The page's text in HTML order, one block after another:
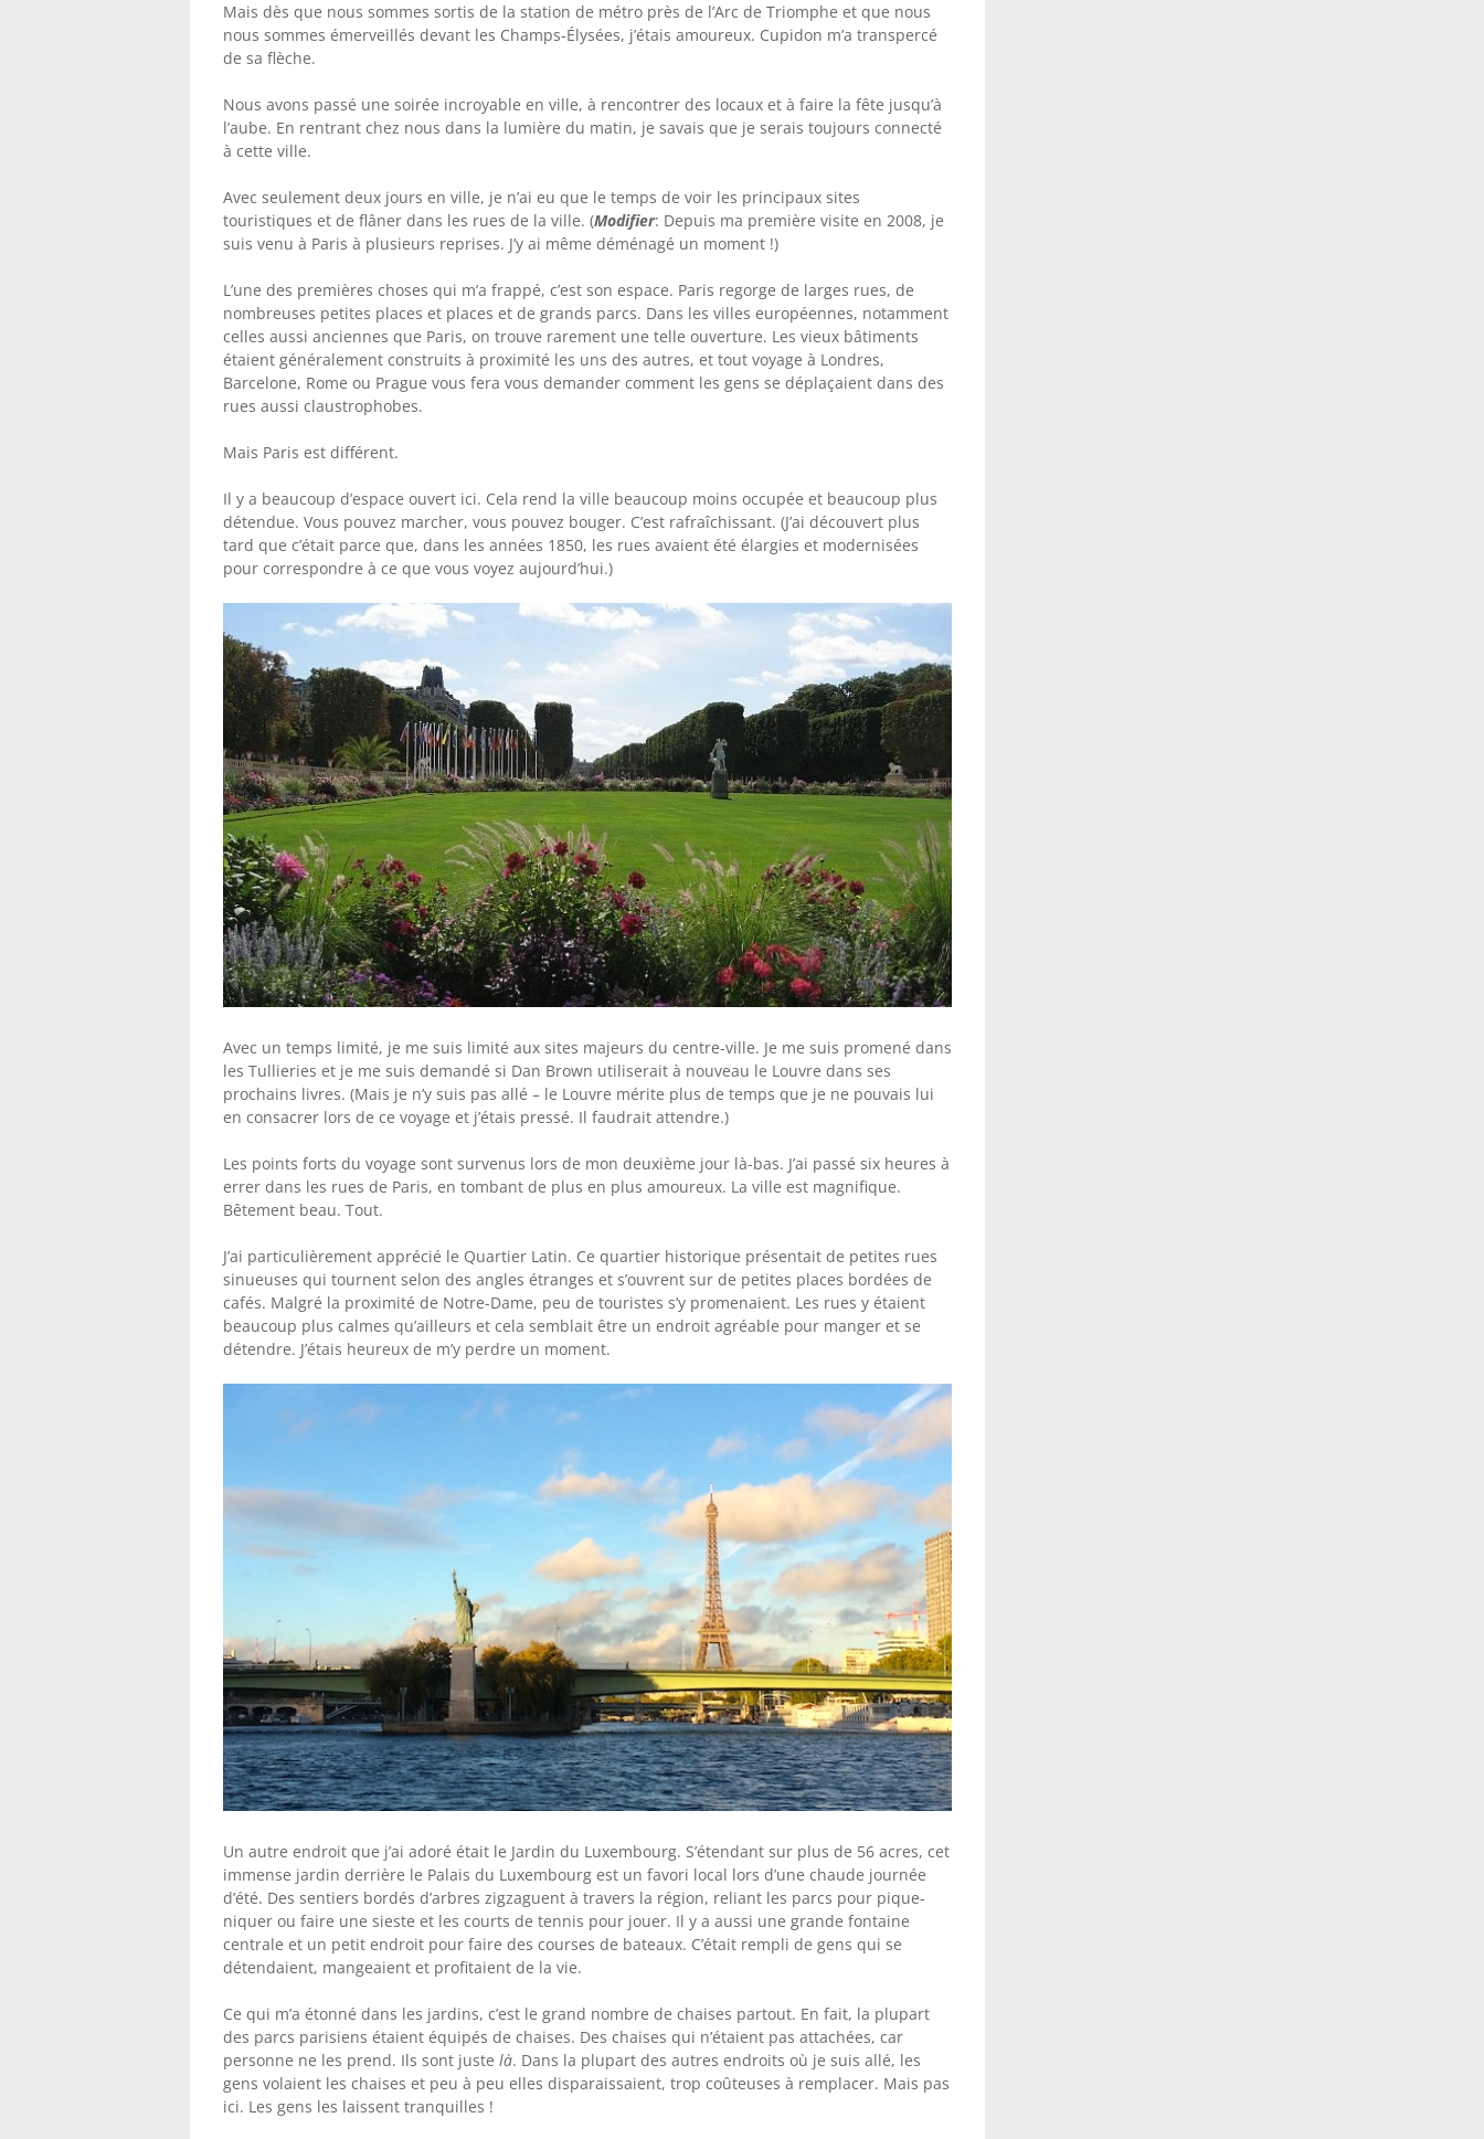
Mais dès que nous sommes sortis de la station de métro près de l’Arc de Triomphe et que nous
nous sommes émerveillés devant les Champs-Élysées, j’étais amoureux. Cupidon m’a transpercé
de sa flèche.
Nous avons passé une soirée incroyable en ville, à rencontrer des locaux et à faire la fête jusqu’à
l’aube. En rentrant chez nous dans la lumière du matin, je savais que je serais toujours connecté
à cette ville.
Avec seulement deux jours en ville, je n’ai eu que le temps de voir les principaux sites
touristiques et de flâner dans les rues de la ville. (Modifier: Depuis ma première visite en 2008, je
suis venu à Paris à plusieurs reprises. J’y ai même déménagé un moment !)
L’une des premières choses qui m’a frappé, c’est son espace. Paris regorge de larges rues, de
nombreuses petites places et places et de grands parcs. Dans les villes européennes, notamment
celles aussi anciennes que Paris, on trouve rarement une telle ouverture. Les vieux bâtiments
étaient généralement construits à proximité les uns des autres, et tout voyage à Londres,
Barcelone, Rome ou Prague vous fera vous demander comment les gens se déplaçaient dans des
rues aussi claustrophobes.
Mais Paris est différent.
Il y a beaucoup d’espace ouvert ici. Cela rend la ville beaucoup moins occupée et beaucoup plus
détendue. Vous pouvez marcher, vous pouvez bouger. C’est rafraîchissant. (J’ai découvert plus
tard que c’était parce que, dans les années 1850, les rues avaient été élargies et modernisées
pour correspondre à ce que vous voyez aujourd’hui.)
Avec un temps limité, je me suis limité aux sites majeurs du centre-ville. Je me suis promené dans
les Tullieries et je me suis demandé si Dan Brown utiliserait à nouveau le Louvre dans ses
prochains livres. (Mais je n’y suis pas allé – le Louvre mérite plus de temps que je ne pouvais lui
en consacrer lors de ce voyage et j’étais pressé. Il faudrait attendre.)
Les points forts du voyage sont survenus lors de mon deuxième jour là-bas. J’ai passé six heures à
errer dans les rues de Paris, en tombant de plus en plus amoureux. La ville est magnifique.
Bêtement beau. Tout.
J’ai particulièrement apprécié le Quartier Latin. Ce quartier historique présentait de petites rues
sinueuses qui tournent selon des angles étranges et s’ouvrent sur de petites places bordées de
cafés. Malgré la proximité de Notre-Dame, peu de touristes s’y promenaient. Les rues y étaient
beaucoup plus calmes qu’ailleurs et cela semblait être un endroit agréable pour manger et se
détendre. J’étais heureux de m’y perdre un moment.
Un autre endroit que j’ai adoré était le Jardin du Luxembourg. S’étendant sur plus de 56 acres, cet
immense jardin derrière le Palais du Luxembourg est un favori local lors d’une chaude journée
d’été. Des sentiers bordés d’arbres zigzaguent à travers la région, reliant les parcs pour pique-
niquer ou faire une sieste et les courts de tennis pour jouer. Il y a aussi une grande fontaine
centrale et un petit endroit pour faire des courses de bateaux. C’était rempli de gens qui se
détendaient, mangeaient et profitaient de la vie.
Ce qui m’a étonné dans les jardins, c’est le grand nombre de chaises partout. En fait, la plupart
des parcs parisiens étaient équipés de chaises. Des chaises qui n’étaient pas attachées, car
personne ne les prend. Ils sont juste là. Dans la plupart des autres endroits où je suis allé, les
gens volaient les chaises et peu à peu elles disparaissaient, trop coûteuses à remplacer. Mais pas
ici. Les gens les laissent tranquilles !